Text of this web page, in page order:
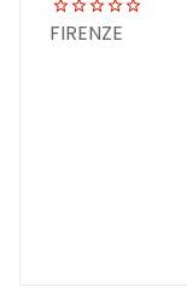
FIRENZE